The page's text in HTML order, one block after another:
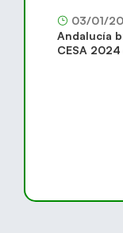
03/01/
Andalucía
CESA